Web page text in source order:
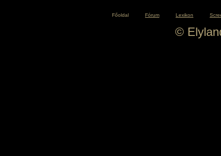
Főoldal Fórum Lexikon
©